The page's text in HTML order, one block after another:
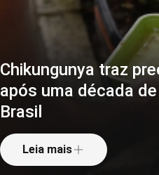
Chikungunya traz
após uma década
Brasil
Leia mais